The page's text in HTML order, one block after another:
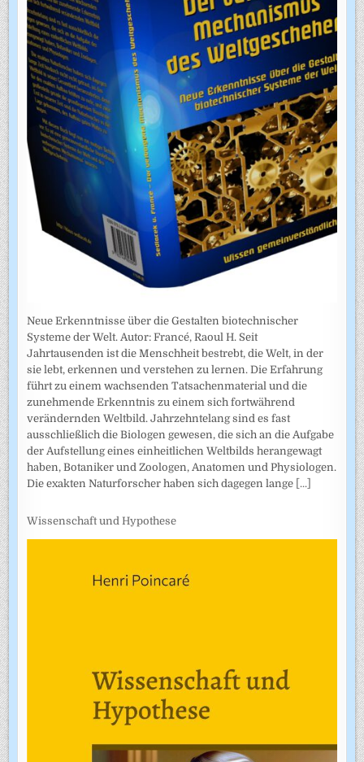
Neue Erkenntnisse über die Gestalten biotechnischer
Systeme der Welt. Autor: Francé, Raoul H. Seit
Jahrtausenden ist die Menschheit bestrebt, die Welt, in der
sie lebt, erkennen und verstehen zu lernen. Die Erfahrung
führt zu einem wachsenden Tatsachenmaterial und die
zunehmende Erkenntnis zu einem sich fortwährend
verändernden Weltbild. Jahrzehntelang sind es fast
ausschließlich die Biologen gewesen, die sich an die Aufgabe
der Aufstellung eines einheitlichen Weltbilds herangewagt
haben, Botaniker und Zoologen, Anatomen und Physiologen.
Die exakten Naturforscher haben sich dagegen lange [...]
Wissenschaft und Hypothese